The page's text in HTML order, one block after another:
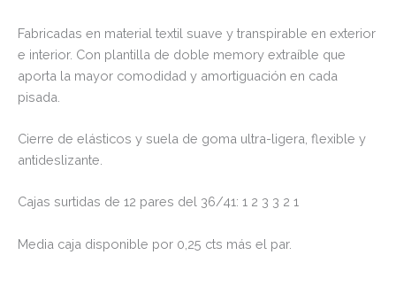
Fabricadas en material textil suave y transpirable en exterior
e interior. Con plantilla de doble memory extraíble que
aporta la mayor comodidad y amortiguación en cada
pisada.
Cierre de elásticos y suela de goma ultra-ligera, flexible y
antideslizante.
Cajas surtidas de 12 pares del 36/41: 1 2 3 3 2 1
Media caja disponible por 0,25 cts más el par.